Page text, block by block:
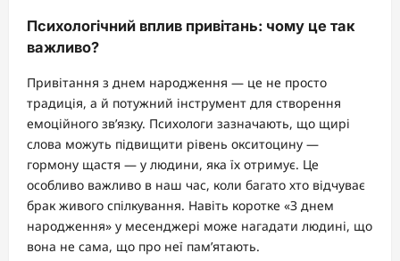
Психологічний вплив привітань: чому це так
важливо?
Привітання з днем народження — це не просто
традиція, а й потужний інструмент для створення
емоційного зв’язку. Психологи зазначають, що щирі
слова можуть підвищити рівень окситоцину —
гормону щастя — у людини, яка їх отримує. Це
особливо важливо в наш час, коли багато хто відчуває
брак живого спілкування. Навіть коротке «З днем
народження» у месенджері може нагадати людині, що
вона не сама, що про неї пам’ятають.